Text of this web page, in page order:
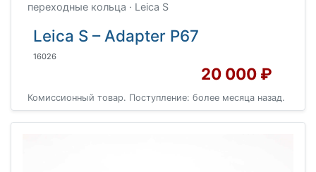
переходные кольца · Leica S
Leica S – Adapter P67
16026
20 000 ₽
Комиссионный товар. Поступление: более месяца назад.